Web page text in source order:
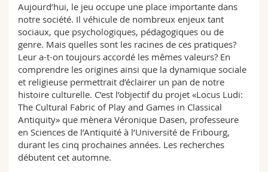
Aujourd’hui, le jeu occupe une place importante dans
notre société. Il véhicule de nombreux enjeux tant
sociaux, que psychologiques, pédagogiques ou de
genre. Mais quelles sont les racines de ces pratiques?
Leur a-t-on toujours accordé les mêmes valeurs? En
comprendre les origines ainsi que la dynamique sociale
et religieuse permettrait d’éclairer un pan de notre
histoire culturelle. C’est l’objectif du projet «Locus Ludi:
The Cultural Fabric of Play and Games in Classical
Antiquity» que mènera Véronique Dasen, professeure
en Sciences de l’Antiquité à l’Université de Fribourg,
durant les cinq prochaines années. Les recherches
débutent cet automne.